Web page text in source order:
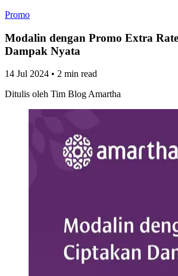
Promo
Modalin dengan Promo Extra
Dampak Nyata
14 Jul 2024 • 2 min read
Ditulis oleh Tim Blog Amartha